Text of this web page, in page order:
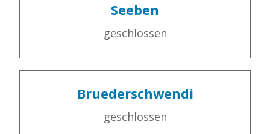
Seeben
geschlossen
Bruederschwendi
geschlossen